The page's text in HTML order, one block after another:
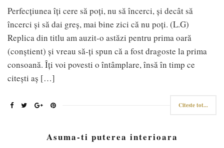
Perfecțiunea îți cere să poți, nu să încerci, și decât să
încerci și să dai greș, mai bine zici că nu poți. (L.G)
Replica din titlu am auzit-o astăzi pentru prima oară
(conștient) și vreau să-ți spun că a fost dragoste la prima
consoană. Îți voi povesti o întâmplare, însă în timp ce
citești aș […]
Citeste tot...
Asuma-ti puterea interioara